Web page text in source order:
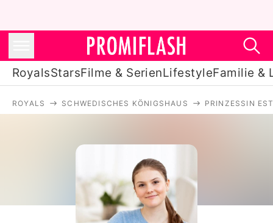
RoyalsStarsFilme & SerienLifestyleFamilie &
Filme & Serien
Lifestyle
Familie & Liebe
ROYALS SCHWEDISCHES KÖNIGSHAUS PRINZESSIN